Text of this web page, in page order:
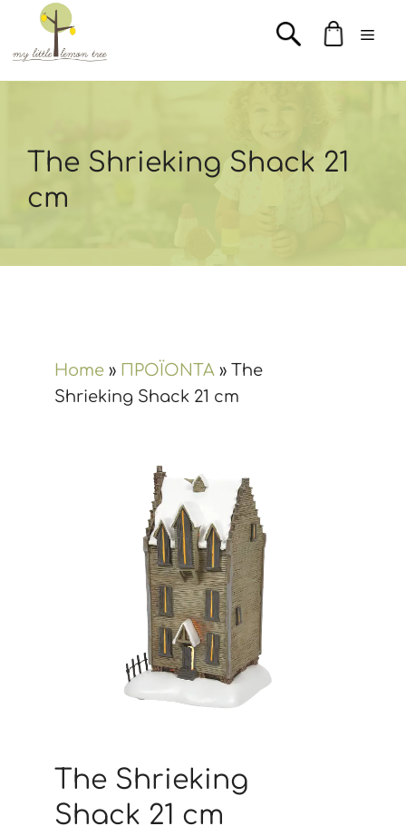
Μετάβαση
περιεχόμενο
The Shrieking Shack 21
cm
Home » ΠΡΟΪΟΝΤΑ » The
Shrieking Shack 21 cm
The Shrieking
Shack 21 cm